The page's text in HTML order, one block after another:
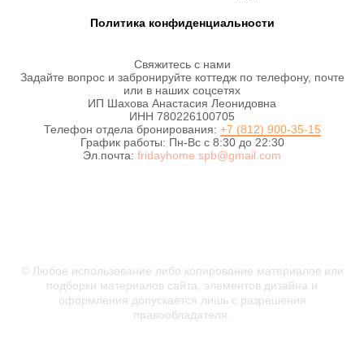
Политика конфиденциальности
Свяжитесь с нами
Задайте вопрос и забронируйте коттедж по телефону, почте
или в наших соцсетях
ИП Шахова Анастасия Леонидовна
ИНН 780226100705
Телефон отдела бронирования: +7 (812) 900-35-15
График работы: Пн-Вс с 8:30 до 22:30
Эл.почта: fridayhome.spb@gmail.com
© Любое использование либо копирование материалов или
подборки материалов сайта, элементов дизайна и
оформления допускается лишь с разрешения
правообладателя.